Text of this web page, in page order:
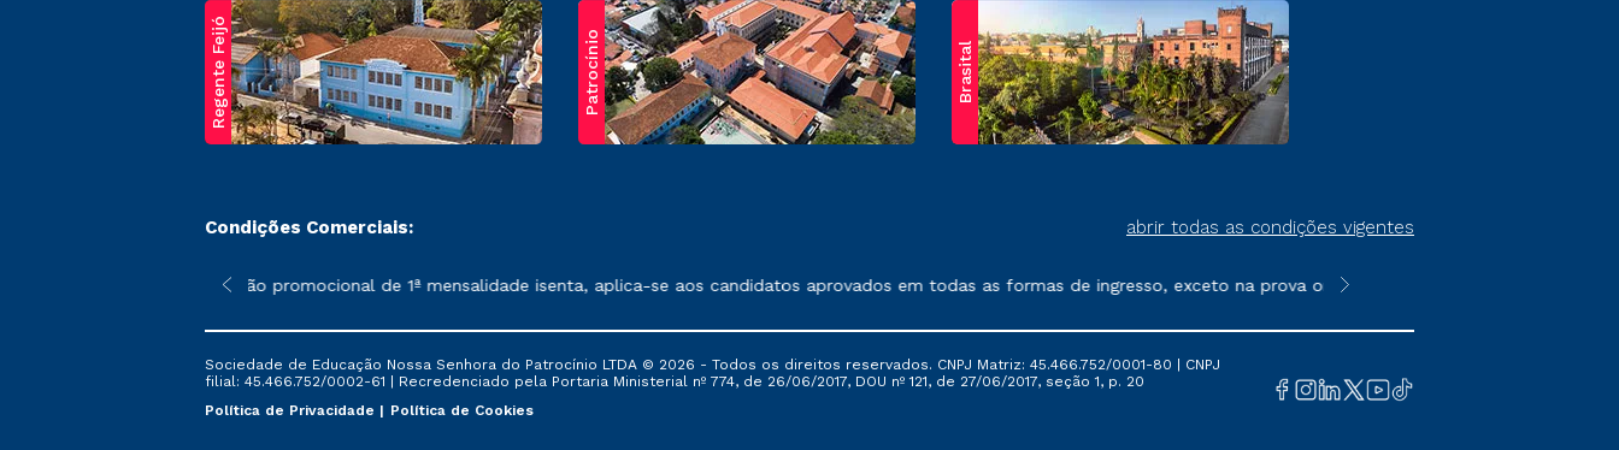
Regente Feijó Patrocínio Brasital
Condições Comerciais: abrir todas as condições vigentes
sofrer alterações nos períodos de rematrícula conforme exposto no contrato de prestação de serviços.
*A condição promocional de 1ª mensalidade isenta, aplica-se aos candidatos aprovados em todas as formas de ingresso, exceto na prova on-line ou agendada, que ofertam
**Semipresencial é um formato do
Sociedade de Educação Nossa Senhora do Patrocínio LTDA © 2026 - Todos os direitos reservados. CNPJ Matriz: 45.466.752/0001-80 | CNPJ
filial: 45.466.752/0002-61 | Recredenciado pela Portaria Ministerial nº 774, de 26/06/2017, DOU nº 121, de 27/06/2017, seção 1, p. 20
Política de Privacidade
Política de Cookies